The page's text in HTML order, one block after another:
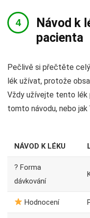
Návod k
pacienta
Pečlivě si přečtěte
lék užívat, protože
Vždy užívejte tento lék
tomto návodu, nebo jak
NÁVOD K LÉKU
? Forma
dávkování
Hodnocení